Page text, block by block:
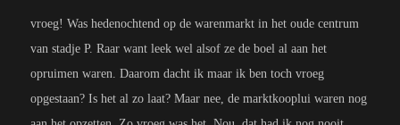
vroeg! Was hedenochtend op de warenmarkt in het oude centrum
van stadje P. Raar want leek wel alsof ze de boel al aan het
opruimen waren. Daarom dacht ik maar ik ben toch vroeg
opgestaan? Is het al zo laat? Maar nee, de marktkooplui waren nog